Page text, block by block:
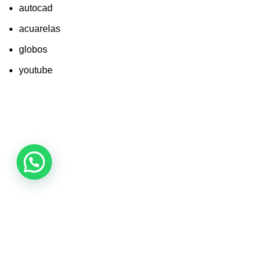
autocad
acuarelas
globos
youtube